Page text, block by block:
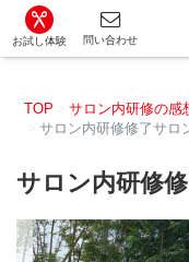
カット講習・カット
お試し体験 問い合わせ
TOP
サロン内研修の感
サロン内研修修了サ
サロン内研修